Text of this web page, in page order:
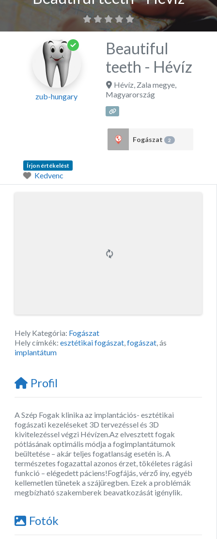
zub-hungary
Beautiful
teeth - Hévíz
Hévíz, Zala megye,
Magyarország
Fogászat 2
Írjon értékelést
Kedvenc
Hely Kategória: Fogászat
Hely címkék: esztétikai fogászat fogászat , ás
implantátum
Profil
A Szép Fogak klinika az implantációs- esztétikai
fogászati kezeléseket 3D tervezéssel és 3D
kivitelezéssel végzi Hévízen.Az elvesztett fogak
pótlásának optimális módja a fogimplantátumok
beültetése – akár teljes fogatlanság esetén is. A
természetes fogazattal azonos érzet, tökéletes rágási
funkció – elégedett páciens!Fogfájás, vérző íny, egyéb
kellemetlen tünetek a szájüregben. Ezek a problémák
megbízható szakemberek beavatkozását igénylik.
Fotók